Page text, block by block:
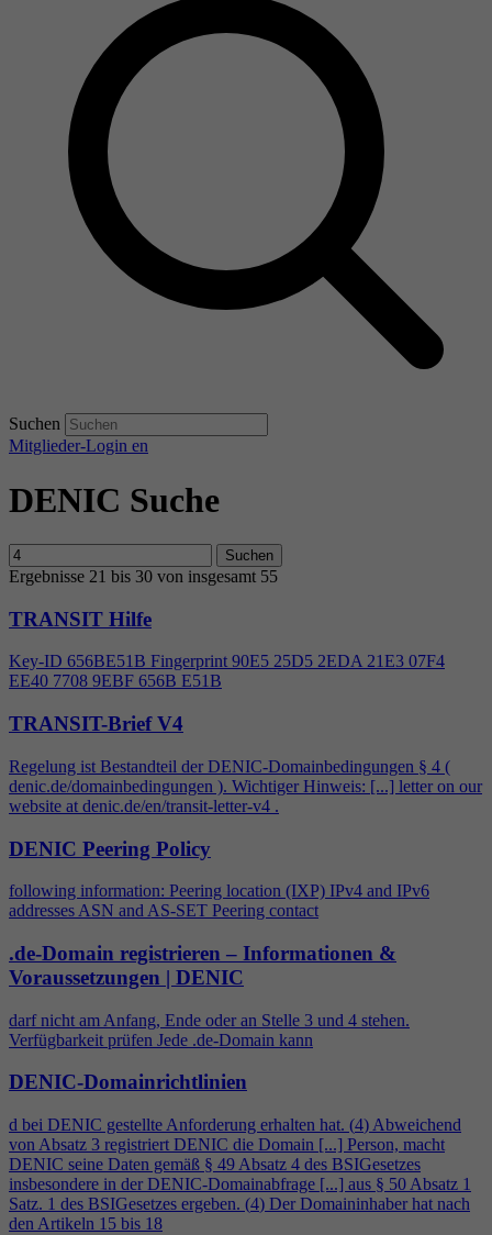
Suchen
Mitglieder-Login en
DENIC Suche
Suchen
Ergebnisse 21 bis 30 von insgesamt 55
TRANSIT Hilfe
Key-ID 656BE51B Fingerprint 90E5 25D5 2EDA 21E3 07F4
EE40 7708 9EBF 656B E51B
TRANSIT-Brief V4
Regelung ist Bestandteil der DENIC-Domainbedingungen § 4 (
denic.de/domainbedingungen ). Wichtiger Hinweis: [...] letter on our
website at denic.de/en/transit-letter-v4 .
DENIC Peering Policy
following information: Peering location (IXP) IPv4 and IPv6
addresses ASN and AS-SET Peering contact
.de-Domain registrieren – Informationen &
Voraussetzungen | DENIC
darf nicht am Anfang, Ende oder an Stelle 3 und 4 stehen.
Verfügbarkeit prüfen Jede .de-Domain kann
DENIC-Domainrichtlinien
d bei DENIC gestellte Anforderung erhalten hat. (4) Abweichend
von Absatz 3 registriert DENIC die Domain [...] Person, macht
DENIC seine Daten gemäß § 49 Absatz 4 des BSIGesetzes
insbesondere in der DENIC-Domainabfrage [...] aus § 50 Absatz 1
Satz. 1 des BSIGesetzes ergeben. (4) Der Domaininhaber hat nach
den Artikeln 15 bis 18